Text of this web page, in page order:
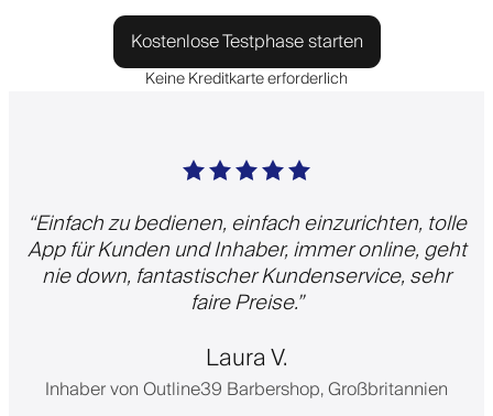
Kostenlose Testphase starten
Keine Kreditkarte erforderlich
“Einfach zu bedienen, einfach einzurichten, tolle
App für Kunden und Inhaber, immer online, geht
nie down, fantastischer Kundenservice, sehr
faire Preise.”
Laura V.
Inhaber von Outline39 Barbershop, Großbritannien